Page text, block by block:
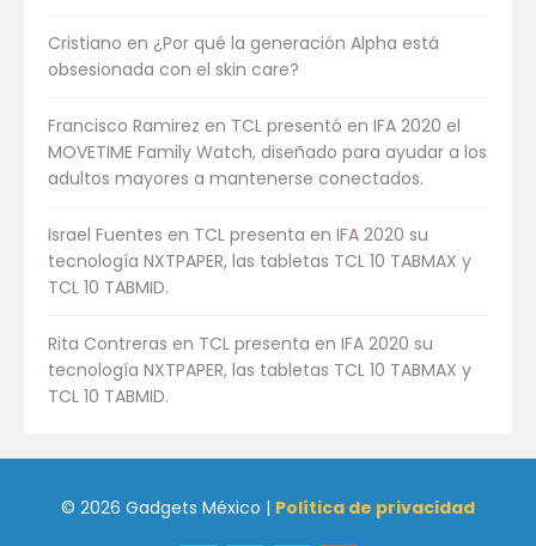
Cristiano en ¿Por qué la generación Alpha está
obsesionada con el skin care?
Francisco Ramirez en TCL presentó en IFA 2020 el
MOVETIME Family Watch, diseñado para ayudar a los
adultos mayores a mantenerse conectados.
Israel Fuentes en TCL presenta en IFA 2020 su
tecnología NXTPAPER, las tabletas TCL 10 TABMAX y
TCL 10 TABMID.
Rita Contreras en TCL presenta en IFA 2020 su
tecnología NXTPAPER, las tabletas TCL 10 TABMAX y
TCL 10 TABMID.
© 2026 Gadgets México | Política de privacidad